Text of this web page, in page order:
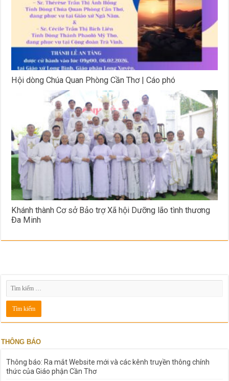
Hội dòng Chúa Quan Phòng Cần Thơ | Cáo phó
Khánh thành Cơ sở Bảo trợ Xã hội Dưỡng lão tình thương
Đa Minh
THÔNG BÁO
Thông báo: Ra mắt Website mới và các kênh truyền thông chính
thức của Giáo phận Cần Thơ